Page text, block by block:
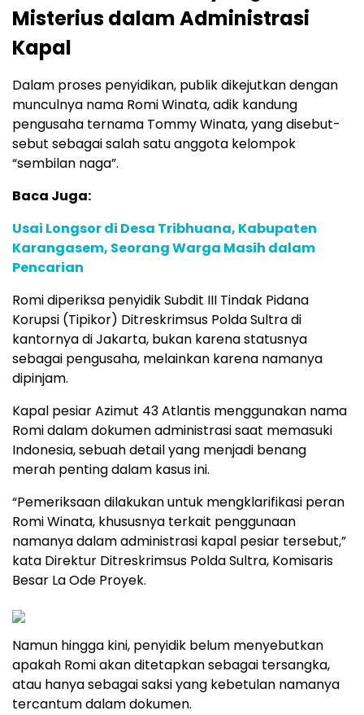
Misterius dalam Administrasi
Kapal
Dalam proses penyidikan, publik dikejutkan dengan
munculnya nama Romi Winata, adik kandung
pengusaha ternama Tommy Winata, yang disebut-
sebut sebagai salah satu anggota kelompok
“sembilan naga”.
Baca Juga:
Usai Longsor di Desa Tribhuana, Kabupaten
Karangasem, Seorang Warga Masih dalam
Pencarian
Romi diperiksa penyidik Subdit III Tindak Pidana
Korupsi (Tipikor) Ditreskrimsus Polda Sultra di
kantornya di Jakarta, bukan karena statusnya
sebagai pengusaha, melainkan karena namanya
dipinjam.
Kapal pesiar Azimut 43 Atlantis menggunakan nama
Romi dalam dokumen administrasi saat memasuki
Indonesia, sebuah detail yang menjadi benang
merah penting dalam kasus ini.
“Pemeriksaan dilakukan untuk mengklarifikasi peran
Romi Winata, khususnya terkait penggunaan
namanya dalam administrasi kapal pesiar tersebut,”
kata Direktur Ditreskrimsus Polda Sultra, Komisaris
Besar La Ode Proyek.
Namun hingga kini, penyidik belum menyebutkan
apakah Romi akan ditetapkan sebagai tersangka,
atau hanya sebagai saksi yang kebetulan namanya
tercantum dalam dokumen.